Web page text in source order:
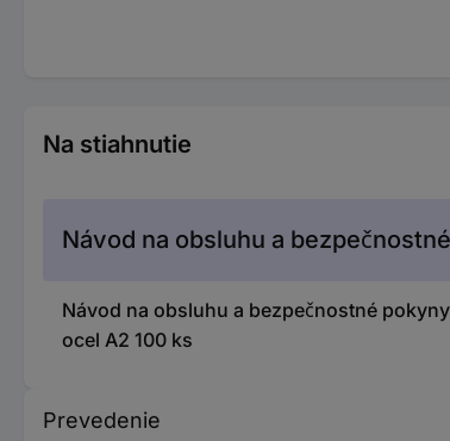
Na stiahnutie
Návod na obsluhu a
Návod na obsluhu a bezpečnostné
ocel A2 100 ks
Prevedenie